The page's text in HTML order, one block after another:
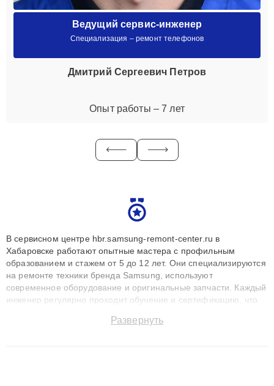
Ведущий сервис-инженер
Специализация – ремонт телефонов
Дмитрий Сергеевич Петров
Опыт работы – 7 лет
В сервисном центре hbr.samsung-remont-center.ru в
Хабаровске работают опытные мастера с профильным
образованием и стажем от 5 до 12 лет. Они специализируются
на ремонте техники бренда Samsung, используют
современное оборудование и оригинальные запчасти. Каждый
инженер регулярно проходит обучение и сертификацию, что
восстанавливать технику с сохранением гарантии до 3 лет.
Развернуть